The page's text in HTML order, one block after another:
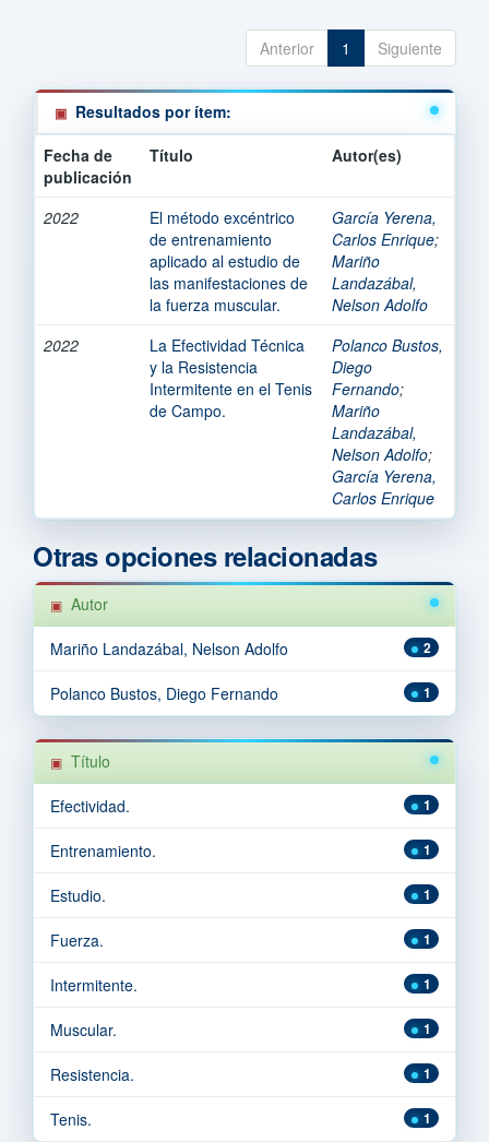
Anterior 1 Siguiente
Resultados por ítem:
Fecha de
publicación
Título Autor(es)
2022
El método excéntrico
de entrenamiento
aplicado al estudio de
las manifestaciones de
la fuerza muscular.
García Yerena,
Carlos Enrique;
Mariño
Landazábal,
Nelson Adolfo
2022
La Efectividad Técnica
y la Resistencia
Intermitente en el Tenis
de Campo.
Polanco Bustos,
Diego
Fernando;
Mariño
Landazábal,
Nelson Adolfo;
García Yerena,
Carlos Enrique
Otras opciones relacionadas
Autor
2
Mariño Landazábal, Nelson Adolfo
1
Polanco Bustos, Diego Fernando
Título
1
Efectividad.
1
Entrenamiento.
1
Estudio.
1
Fuerza.
1
Intermitente.
1
Muscular.
1
Resistencia.
1
Tenis.